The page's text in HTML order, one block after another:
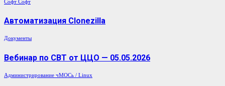
Софт Софт
Автоматизация Clonezilla
Документы
Вебинар по СВТ от ЦЦО — 05.05.2026
Администрирование чМОСь / Linux